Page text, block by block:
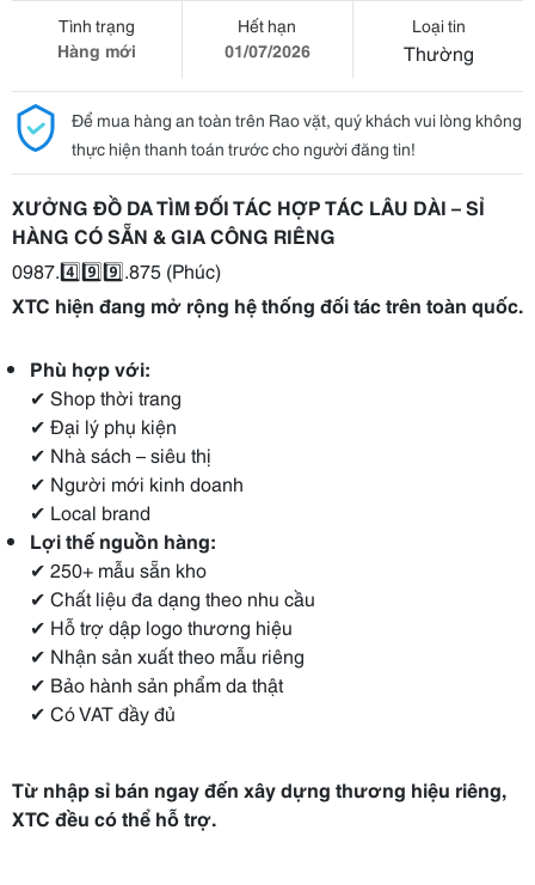
Tình trạng
Hàng mới
Hết hạn
01/07/2026
Loại tin
Thường
Để mua hàng an toàn trên Rao vặt, quý khách vui lòng không
thực hiện thanh toán trước cho người đăng tin!
XƯỞNG ĐỒ DA TÌM ĐỐI TÁC HỢP TÁC LÂU DÀI – SỈ
HÀNG CÓ SẴN & GIA CÔNG RIÊNG
0987.4️⃣9️⃣9️⃣.875 (Phúc)
XTC hiện đang mở rộng hệ thống đối tác trên toàn quốc.
Phù hợp với:
✔ Shop thời trang
✔ Đại lý phụ kiện
✔ Nhà sách – siêu thị
✔ Người mới kinh doanh
✔ Local brand
Lợi thế nguồn hàng:
✔ 250+ mẫu sẵn kho
✔ Chất liệu đa dạng theo nhu cầu
✔ Hỗ trợ dập logo thương hiệu
✔ Nhận sản xuất theo mẫu riêng
✔ Bảo hành sản phẩm da thật
✔ Có VAT đầy đủ
Từ nhập sỉ bán ngay đến xây dựng thương hiệu riêng,
XTC đều có thể hỗ trợ.